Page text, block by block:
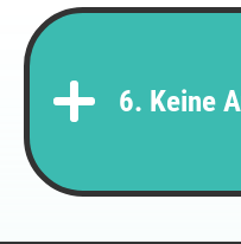
6. Keine